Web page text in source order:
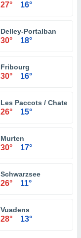
27° 16°
Delley-Portalban
30° 18°
Fribourg
30° 16°
Les Paccots / Chatel St
26° 15°
Murten
30° 17°
Schwarzsee
26° 11°
Vuadens
28° 13°